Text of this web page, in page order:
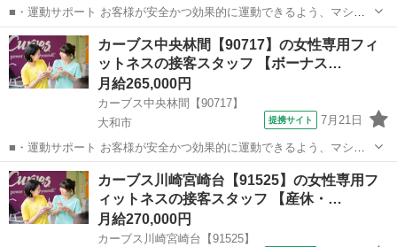
■・運動サポート お客様が安全かつ効果的に運動できるよう、マシン
の使い方をアドバイスします。運動が初めての方や苦手な方がほとん
どなので、難しい指導はありません。「今日はこの動きを意識しまし
ょう！」といったお声がけをしながら、...
神奈川 横浜市 その他
カーブス中央林間【90717】の女性専用フィ
ットネスの接客スタッフ 【ボーナス…
月給265,000円
カーブス中央林間【90717】
大和市
提携サイト 7月21日
■・運動サポート お客様が安全かつ効果的に運動できるよう、マシン
の使い方をアドバイスします。運動が初めての方や苦手な方がほとん
どなので、難しい指導はありません。「今日はこの動きを意識しまし
ょう！」といったお声がけをしながら、...
神奈川 大和市 その他
カーブス川崎宮崎台【91525】の女性専用フ
ィットネスの接客スタッフ 【産休・…
月給270,000円
カーブス川崎宮崎台【91525】